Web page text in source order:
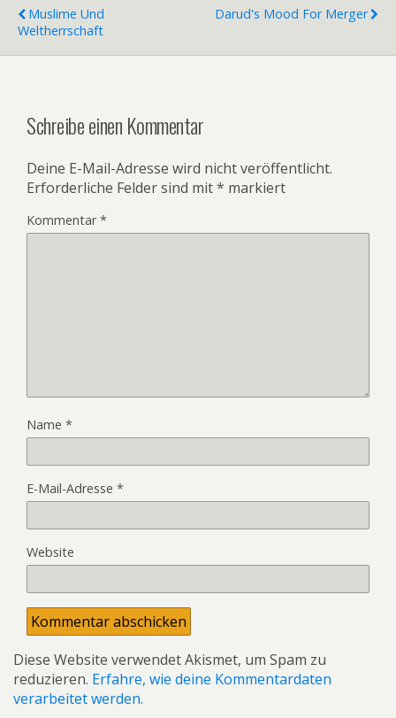
Muslime Und
Weltherrschaft
Darud's Mood For Merger
Schreibe einen Kommentar
Deine E-Mail-Adresse wird nicht veröffentlicht.
Erforderliche Felder sind mit* markiert
Kommentar*
Name *
E-Mail-Adresse *
Website
Diese Website verwendet Akismet, um Spam zu
reduzieren. Erfahre, wie deine Kommentardaten
verarbeitet werden.